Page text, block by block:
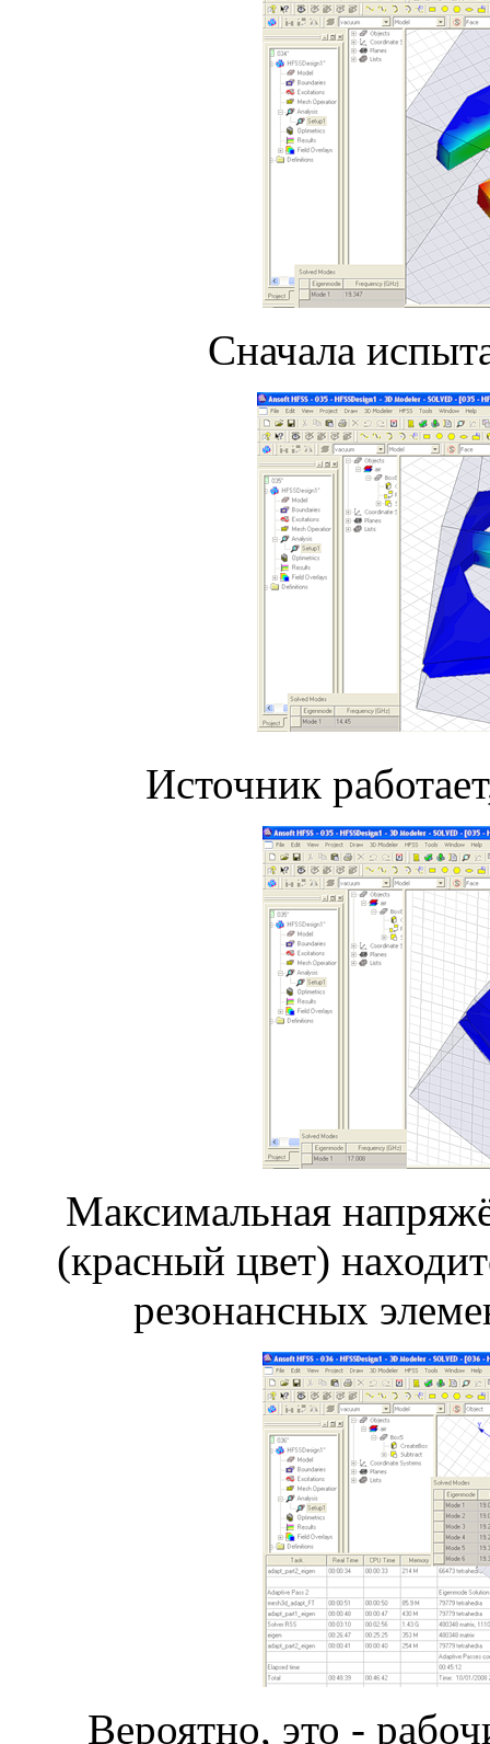
Сначала
Источник
Максимальная
(красный цвет)
резонансных
Вероятно, это -